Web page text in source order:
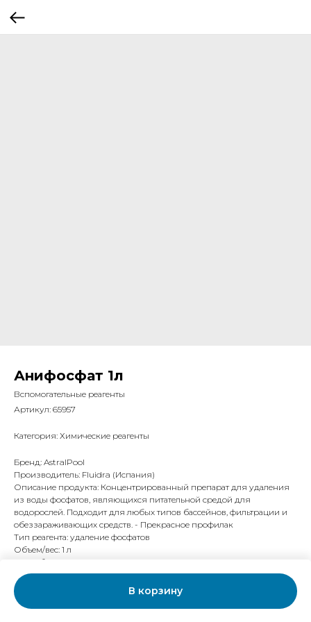
Анифосфат 1л
Вспомогательные реагенты
Артикул: 65957
В корзину
Категория: Химические реагенты
Бренд: AstralPool
Производитель: Fluidra (Испания)
Описание продукта: Концентрированный препарат для удаления
из воды фосфатов, являющихся питательной средой для
водорослей. Подходит для любых типов бассейнов, фильтрации и
обеззараживающих средств. - Прекрасное профилак
Тип реагента: удаление фосфатов
Объем/вес: 1 л
Способ дозирования: вручную
Форма выпуска: жидкость